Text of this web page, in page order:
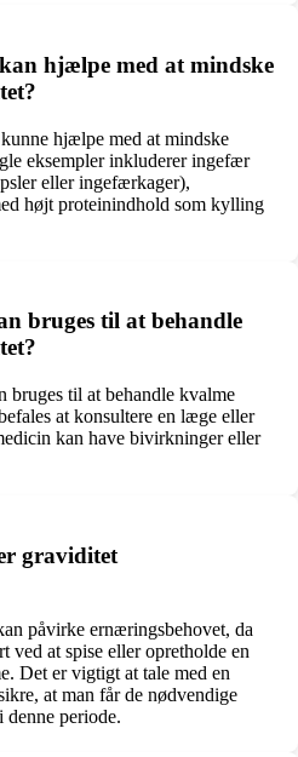
hjælpe med at mindske
hjælpe med at mindske
eksempler inkluderer ingefær
eller ingefærkager),
højt proteinindhold som kylling
bruges til at behandle
bruges til at behandle kvalme
at konsultere en læge eller
kan have bivirkninger eller
graviditet
påvirke ernæringsbehovet, da
ved at spise eller opretholde en
Det er vigtigt at tale med en
at man får de nødvendige
periode.